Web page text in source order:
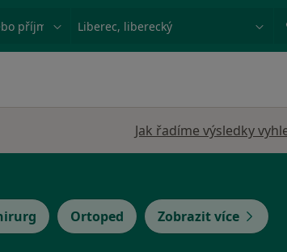
příjmení Město nebo region
Jak řadíme výsledky
Ortoped Zobrazit více